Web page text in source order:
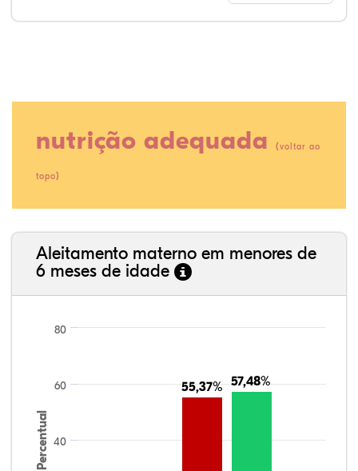
nutrição adequada (voltar ao
topo)
Aleitamento materno em menores de
6 meses de idade
Percentual
55,37%
55,37% 57,48%
57,48%
40
60
80